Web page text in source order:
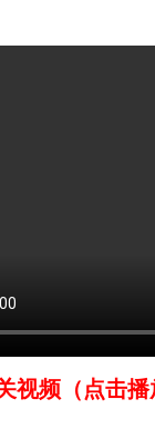
频（点击播